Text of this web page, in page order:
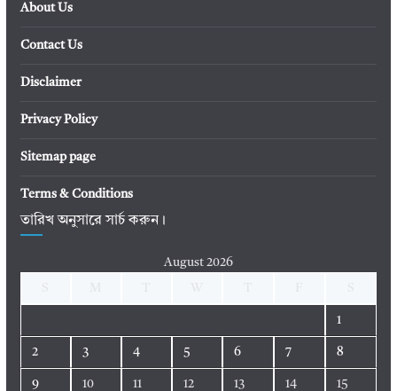
About Us
Contact Us
Disclaimer
Privacy Policy
Sitemap page
Terms & Conditions
তারিখ অনুসারে সার্চ করুন।
August 2026
1
2 3 4 5 6 7 8
9 10 11 12 13 14 15